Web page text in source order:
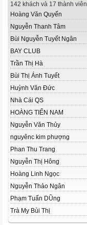
142 khách và 17 thành viên
Hoàng Văn Quyến
Nguyễn Thanh Tâm
Bùi Nguyễn Tuyết Ngân
BAY CLUB
Trần Thị Hà
Bùi Thị Ánh Tuyết
Huỳnh Văn Đức
Nhà Cái QS
HOÀNG TIẾN NAM
Nguyễn Văn Thủy
nguyênc kim phượng
Phan Thu Trang
Nguyễn Thị Hông
Hoàng Linh Ngọc
Nguyễn Thảo Ngân
Phạm Tuấn DŨng
Trà My Bùi Thị